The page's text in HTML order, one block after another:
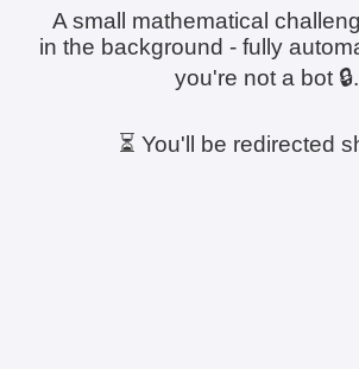
A small mathematical
in the background - fully
you're not a bot 🔒.
⏳ You'll be redirected